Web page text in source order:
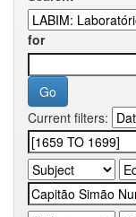
for
Current filters: